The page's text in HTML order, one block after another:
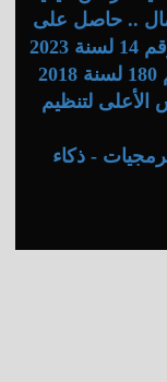
.. حاصل على
ترخيص المجلس الأعلى لتنظيم الإعلام رقم 14 لسنة 2023
ويعمل وفقا لقراراته وطبقا للقانون رقم 180 لسنة 2018
الأعلى لتنظيم
- ذكاء